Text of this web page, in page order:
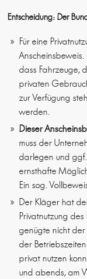
Entscheidung: Der
Für eine
dass Fahrzeuge,
privaten
zur Verfügung
werden.
Dieser
muss der
darlegen und
ernsthafte
Ein sog.
Der Kläger hat
Privatnutzung
genügte nicht
der
privat nutzen
und abends, am